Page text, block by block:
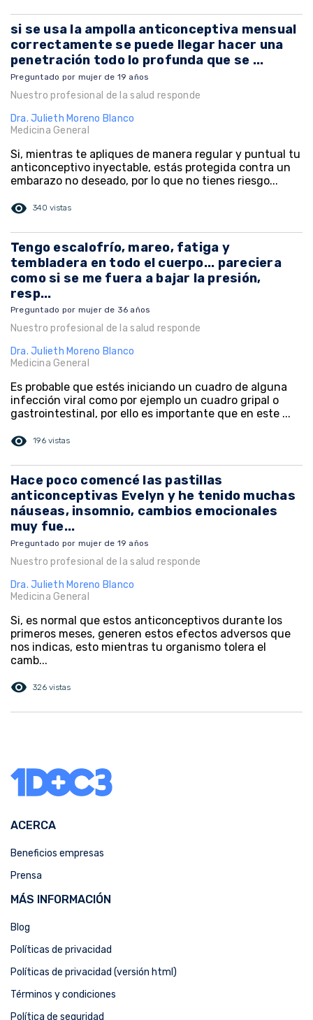
si se usa la ampolla anticonceptiva mensual
correctamente se puede llegar hacer una
penetración todo lo profunda que se ...
Preguntado por mujer de 19 años
Nuestro profesional de la salud responde
Dra. Julieth Moreno Blanco
Medicina General
Si, mientras te apliques de manera regular y puntual tu
anticonceptivo inyectable, estás protegida contra un
embarazo no deseado, por lo que no tienes riesgo...
visibility 340 vistas
Tengo escalofrío, mareo, fatiga y
tembladera en todo el cuerpo... pareciera
como si se me fuera a bajar la presión,
resp...
Preguntado por mujer de 36 años
Nuestro profesional de la salud responde
Dra. Julieth Moreno Blanco
Medicina General
Es probable que estés iniciando un cuadro de alguna
infección viral como por ejemplo un cuadro gripal o
gastrointestinal, por ello es importante que en este ...
visibility 196 vistas
Hace poco comencé las pastillas
anticonceptivas Evelyn y he tenido muchas
náuseas, insomnio, cambios emocionales
muy fue...
Preguntado por mujer de 19 años
Nuestro profesional de la salud responde
Dra. Julieth Moreno Blanco
Medicina General
Si, es normal que estos anticonceptivos durante los
primeros meses, generen estos efectos adversos que
nos indicas, esto mientras tu organismo tolera el
camb...
visibility 326 vistas
ACERCA
Beneficios empresas
Prensa
MÁS INFORMACIÓN
Blog
Políticas de privacidad
Políticas de privacidad (versión html)
Términos y condiciones
Política de seguridad